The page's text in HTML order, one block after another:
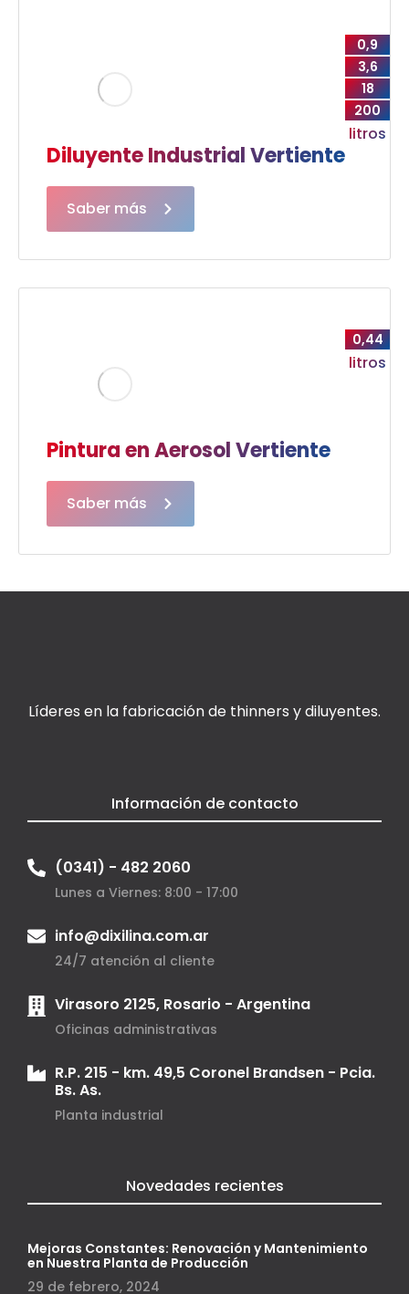
0,9
3,6
18
200
litros
Diluyente Industrial Vertiente
Saber más
0,44
litros
Pintura en Aerosol Vertiente
Saber más
Líderes en la fabricación de thinners y diluyentes.
Información de contacto
(0341) - 482 2060
Lunes a Viernes: 8:00 - 17:00
info@dixilina.com.ar
24/7 atención al cliente
Virasoro 2125, Rosario - Argentina
Oficinas administrativas
R.P. 215 - km. 49,5 Coronel Brandsen - Pcia.
Bs. As.
Planta industrial
Novedades recientes
Mejoras Constantes: Renovación y Mantenimiento
en Nuestra Planta de Producción
29 de febrero, 2024